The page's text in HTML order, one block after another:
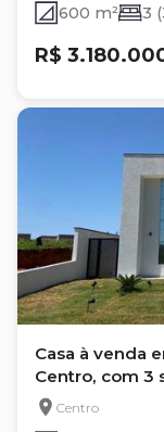
600 m² 3
R$
Casa à venda
Centro, com 3
Bella Vitta
Centro